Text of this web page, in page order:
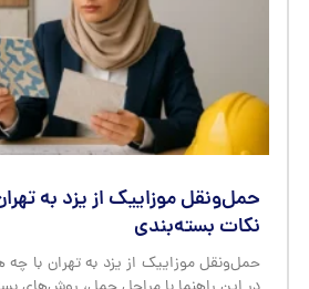
حمل‌ونقل موزاییک از یزد به
نکات بسته‌بندی
حمل‌ونقل موزاییک از یزد به تهران با چه